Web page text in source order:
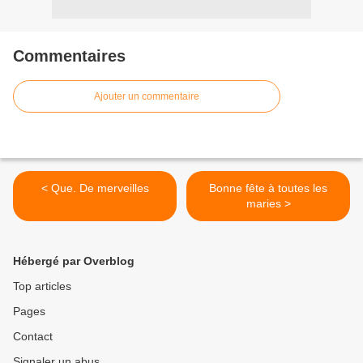
Commentaires
Ajouter un commentaire
< Que. De merveilles
Bonne fête à toutes les
maries >
Hébergé par Overblog
Top articles
Pages
Contact